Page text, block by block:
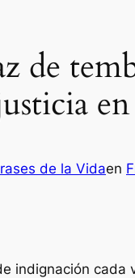
de
de la Vidaen
indignación